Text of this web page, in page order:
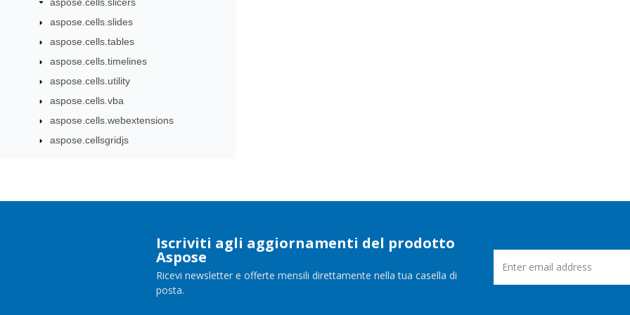
aspose.cells.slides
aspose.cells.tables
aspose.cells.timelines
aspose.cells.utility
aspose.cells.vba
aspose.cells.webextensions
aspose.cellsgridjs
Iscriviti agli aggiornamenti del prodotto
Aspose
Ricevi newsletter e offerte mensili direttamente nella tua casella di
posta.